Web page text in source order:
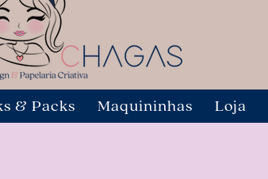
& Packs Maquininhas Loja